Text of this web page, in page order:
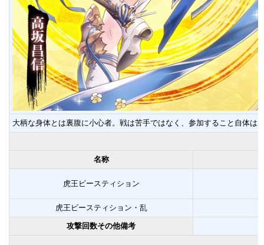
大柄な身体とは裏腹に小心者。戦は苦手ではなく、参加すること自体
名称
虎王ビースティション
虎王ビースティション・乱
攻撃回数その他備考